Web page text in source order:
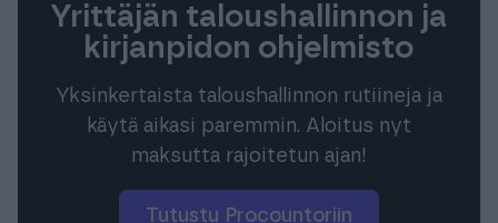
Yrittäjän taloushallinnon ja
kirjanpidon ohjelmisto
Yksinkertaista taloushallinnon rutiineja ja
käytä aikasi paremmin. Aloitus nyt
maksutta rajoitetun ajan!
Tutustu Procountoriin